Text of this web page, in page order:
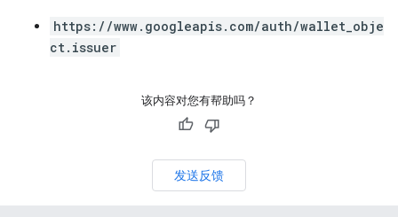
https://www.googleapis.com/auth/wallet_obje
ct.issuer
该内容对您有帮助吗？
发送反馈